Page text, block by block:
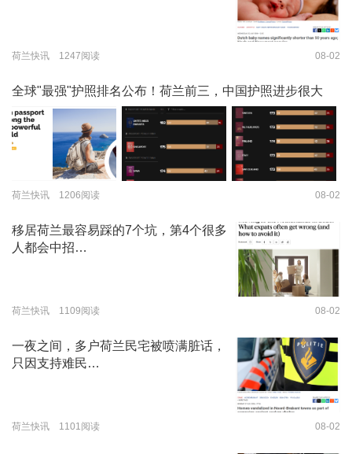
荷兰快讯 1247阅读 08-02
全球"最强"护照排名公布！荷兰前三，中国护照进步很大
荷兰快讯 1206阅读 08-02
移居荷兰最容易踩的7个坑，第4个很多
人都会中招…
荷兰快讯 1109阅读 08-02
一夜之间，多户荷兰民宅被喷满脏话，
只因支持难民…
荷兰快讯 1101阅读 08-02